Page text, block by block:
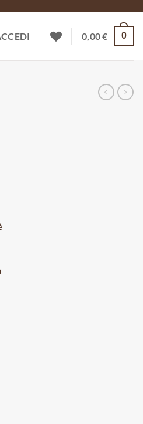
0,00€ 0